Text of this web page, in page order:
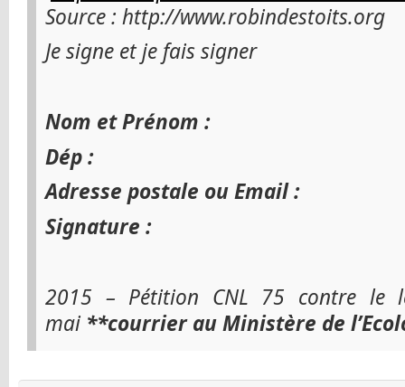
Source : http://www.robindestoits.org
Je signe et je fais signer
Nom et Prénom :
Dép :
Adresse postale ou Email :
Signature :
2015 – Pétition CNL 75 contre le
mai **courrier auMinistère de